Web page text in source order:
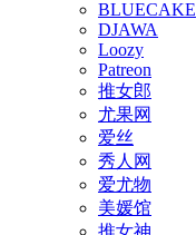
BLUECAKE
DJAWA
Loozy
Patreon
推女郎
尤果网
爱丝
秀人网
爱尤物
美媛馆
推女神